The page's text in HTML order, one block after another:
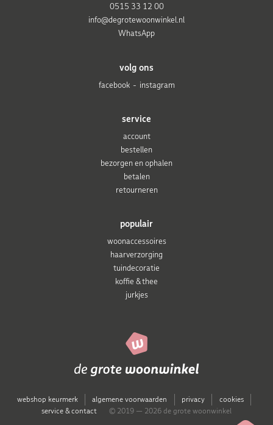
populair
woonaccessoires
haarverzorging
tuindecoratie
koffie & thee
jurkjes
service
account
bestellen
bezorgen en ophalen
betalen
retourneren
volg ons
facebook
instagram
0515 33 12 00
info@degrotewoonwinkel.nl
WhatsApp
webshop keurmerk algemene voorwaarden privacy
cookies
service & contact
© 2019 — 2026 de grote woonwinkel